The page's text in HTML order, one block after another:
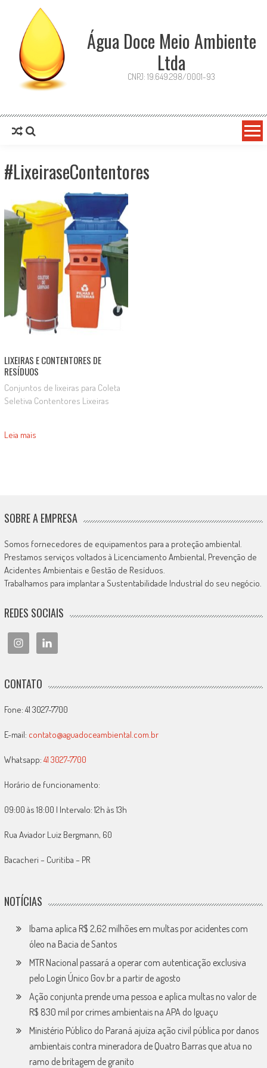
content
Água Doce Meio Ambiente
Ltda
CNPJ: 19.649.298/0001-93
#LixeiraseContentores
LIXEIRAS E CONTENTORES DE
RESÍDUOS
Conjuntos de lixeiras para Coleta
Seletiva Contentores Lixeiras
Leia mais
SOBRE A EMPRESA
Somos fornecedores de equipamentos para a proteção ambiental.
Prestamos serviços voltados à Licenciamento Ambiental, Prevenção de
Acidentes Ambientais e Gestão de Resíduos.
Trabalhamos para implantar a Sustentabilidade Industrial do seu negócio.
REDES SOCIAIS
CONTATO
Fone: 41 3027-7700
E-mail: contato@aguadoceambiental.com.br
Whatsapp: 41 3027-7700
Horário de funcionamento:
09:00 às 18:00 | Intervalo: 12h às 13h
Rua Aviador Luiz Bergmann, 60
Bacacheri – Curitiba – PR
NOTÍCIAS
Ibama aplica R$ 2,62 milhões em multas por acidentes com
óleo na Bacia de Santos
MTR Nacional passará a operar com autenticação exclusiva
pelo Login Único Gov.br a partir de agosto
Ação conjunta prende uma pessoa e aplica multas no valor de
R$ 830 mil por crimes ambientais na APA do Iguaçu
Ministério Público do Paraná ajuíza ação civil pública por danos
ambientais contra mineradora de Quatro Barras que atua no
ramo de britagem de granito